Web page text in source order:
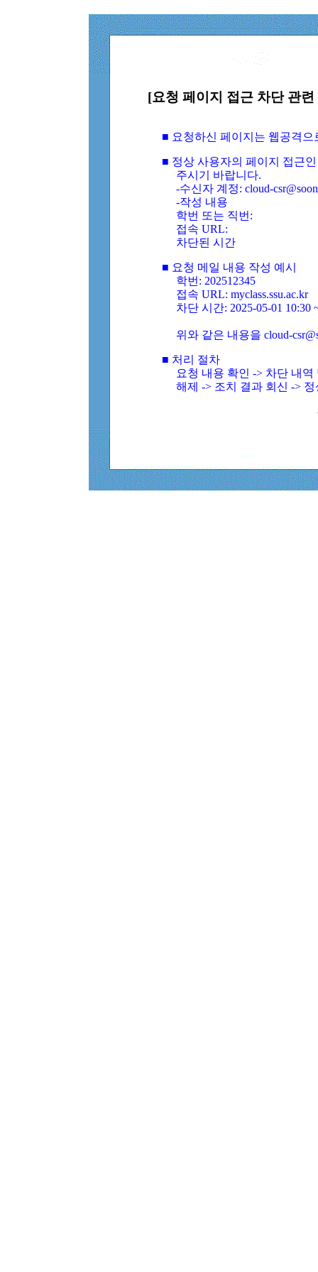
[요청 페이지 접근 차단 관
■ 요청하신 페이지는 웹공격
■ 정상 사용자의 페이지 접근
주시기 바랍니다.
-수신자 계정: cloud-
-작성 내용
학번 또는 직번:
접속 URL:
차단된 시간
■ 요청 메일 내용 작성 예시
학번: 202512345
접속 URL: myclass.ssu.ac.kr
차단 시간: 2025-05-01 10:30
위와 같은 내용을 cloud-
■ 처리 절차
요청 내용 확인 -> 차단 내
해제 -> 조치 결과 회신 ->